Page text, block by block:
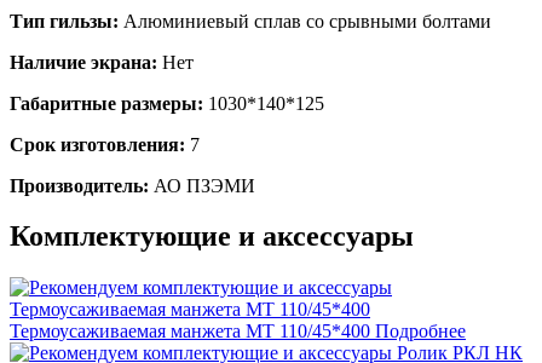
Тип гильзы: Алюминиевый сплав со срывными болтами
Наличие экрана: Нет
Габаритные размеры: 1030*140*125
Срок изготовления: 7
Производитель: АО ПЗЭМИ
Комплектующие и аксессуары
Термоусаживаемая манжета МТ 110/45*400 Подробнее